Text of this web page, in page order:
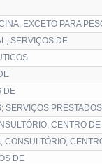
EXCETO PARA
SERVIÇOS DE
DE
SERVIÇOS
CENTRO DE
CONSULTÓRIO,
DE